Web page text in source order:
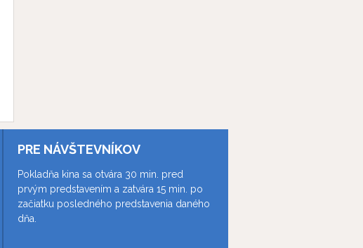
PRE NÁVŠTEVNÍKOV
Pokladňa kina sa otvára 30 min. pred
prvým predstavením a zatvára 15 min. po
začiatku posledného predstavenia daného
dňa.